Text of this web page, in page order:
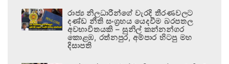
රාජ්‍ය නිලධාරීන්ගේ වැරදි තීරණවලට
දණ්ඩ නීති සංග්‍රහය යෙදවීම බරපතල
අවභාවිතයකි – සුනිල් කන්නන්ගර
කොළඹ, රත්නපුර, අම්පාර හිටපු මහ
දිසාපති